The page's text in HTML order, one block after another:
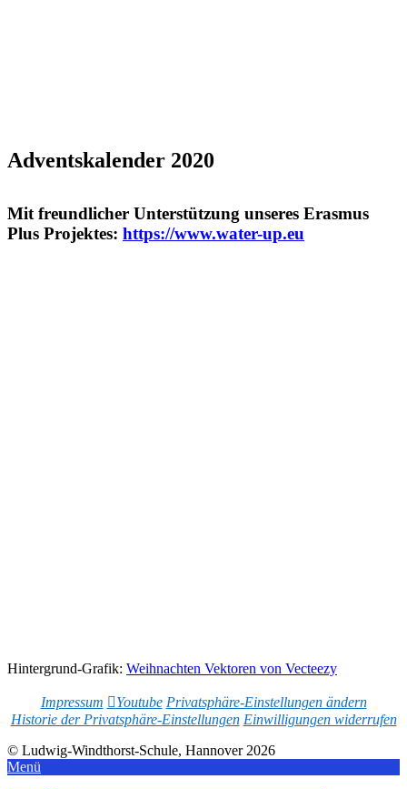
Adventskalender 2020
Mit freundlicher Unterstützung unseres Erasmus
Plus Projektes: https://www.water-up.eu
Hintergrund-Grafik: Weihnachten Vektoren von Vecteezy
Impressum Youtube Privatsphäre-Einstellungen ändern
Historie der Privatsphäre-Einstellungen Einwilligungen widerrufen
© Ludwig-Windthorst-Schule, Hannover 2026
Menü